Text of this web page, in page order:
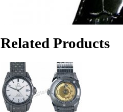
Related Products